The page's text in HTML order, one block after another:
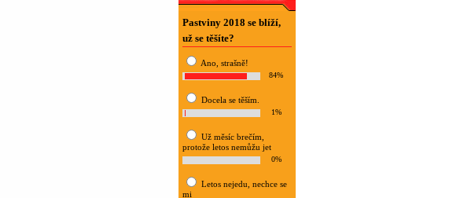
Pastviny 2018 se blíží,
už se těšíte?
Ano, strašně!
84%
Docela se těším.
1%
Už měsíc brečím,
protože letos nemůžu jet
0%
Letos nejedu, nechce se
mi